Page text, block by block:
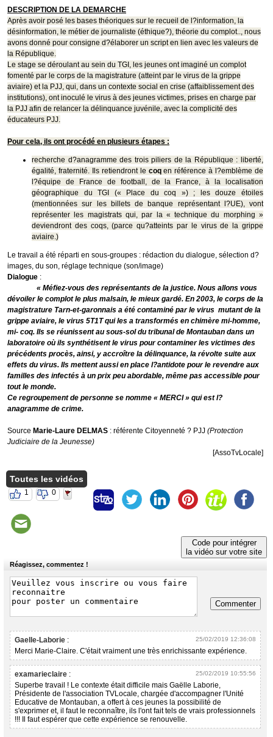
DESCRIPTION DE LA DEMARCHE
Après avoir posé les bases théoriques sur le recueil de l?information, la
désinformation, le métier de journaliste (éthique?), théorie du complot.., nous
avons donné pour consigne d?élaborer un script en lien avec les valeurs de
la République.
Le stage se déroulant au sein du TGI, les jeunes ont imaginé un complot
fomenté par le corps de la magistrature (atteint par le virus de la grippe
aviaire) et la PJJ, qui, dans un contexte social en crise (affaiblissement des
institutions), ont inoculé le virus à des jeunes victimes, prises en charge par
la PJJ afin de relancer la délinquance juvénile, avec la complicité des
éducateurs PJJ.
Pour cela, ils ont procédé en plusieurs étapes :
recherche d?anagramme des trois piliers de la République : liberté,
égalité, fraternité. Ils retiendront le coqen référence à l?emblème de
l?équipe de France de football, de la France, à la localisation
géographique du TGI (« Place du coq ») ; les douze étoiles
(mentionnées sur les billets de banque représentant l?UE), vont
représenter les magistrats qui, par la « technique du morphing »
deviendront des coqs, (parce qu?atteints par le virus de la grippe
aviaire.)
Le travail a été réparti en sous-groupes : rédaction du dialogue, sélection d?
images, du son, réglage technique (son/image)
Dialogue :
« Méfiez-vous des représentants de la justice. Nous allons vous
dévoiler le complot le plus malsain, le mieux gardé. En 2003, le corps de la
magistrature Tarn-et-garonnais a été contaminé par le virus mutant de la
grippe aviaire, le virus 5T1T qui les a transformés en chimère mi-homme,
mi- coq. Ils se réunissent au sous-sol du tribunal de Montauban dans un
laboratoire où ils synthétisent le virus pour contaminer les victimes des
précédents procès, ainsi, y accroître la délinquance, la révolte suite aux
effets du virus. Ils mettent aussi en place l?antidote pour le revendre aux
familles des infectés à un prix peu abordable, même pas accessible pour
tout le monde.
Ce regroupement de personne se nomme « MERCI » qui est l?
anagramme de crime.
Source Marie-Laure DELMAS : référente Citoyenneté ? PJJ (Protection
Judiciaire de la Jeunesse)
[AssoTvLocale]
Toutes les vidéos
1 0
Code pour intégrer
la vidéo sur votre site
Réagissez, commentez !
Commenter
Gaelle-Laborie : 25/02/2019 12:36:08
Merci Marie-Claire. C'était vraiment une très enrichissante expérience.
examarieclaire : 25/02/2019 10:55:56
Superbe travail ! Le contexte était difficile mais Gaëlle Laborie,
Présidente de l'association TVLocale, chargée d'accompagner l'Unité
Educative de Montauban, a offert à ces jeunes la possibilité de
s'exprimer et, il faut le reconnaître, ils l'ont fait tels de vrais professionnels
!!! Il faut espérer que cette expérience se renouvelle.